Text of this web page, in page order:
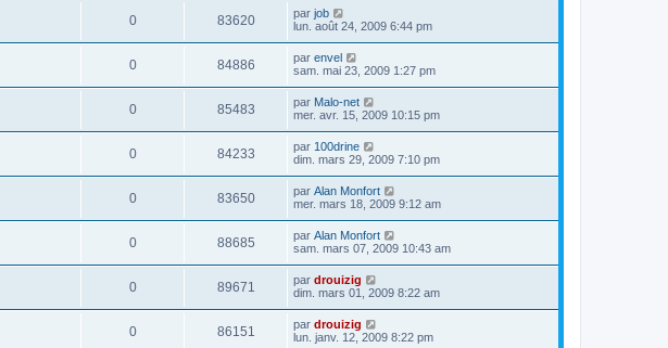
0 83620 par job
lun. août 24, 2009 6:44 pm
0 84886 par envel
sam. mai 23, 2009 1:27 pm
0 85483 par Malo-net
mer. avr. 15, 2009 10:15 pm
0 84233 par 100drine
dim. mars 29, 2009 7:10 pm
0 83650 par Alan Monfort
mer. mars 18, 2009 9:12 am
0 88685 par Alan Monfort
sam. mars 07, 2009 10:43 am
0 89671 par drouizig
dim. mars 01, 2009 8:22 am
0 86151 par drouizig
lun. janv. 12, 2009 8:22 pm